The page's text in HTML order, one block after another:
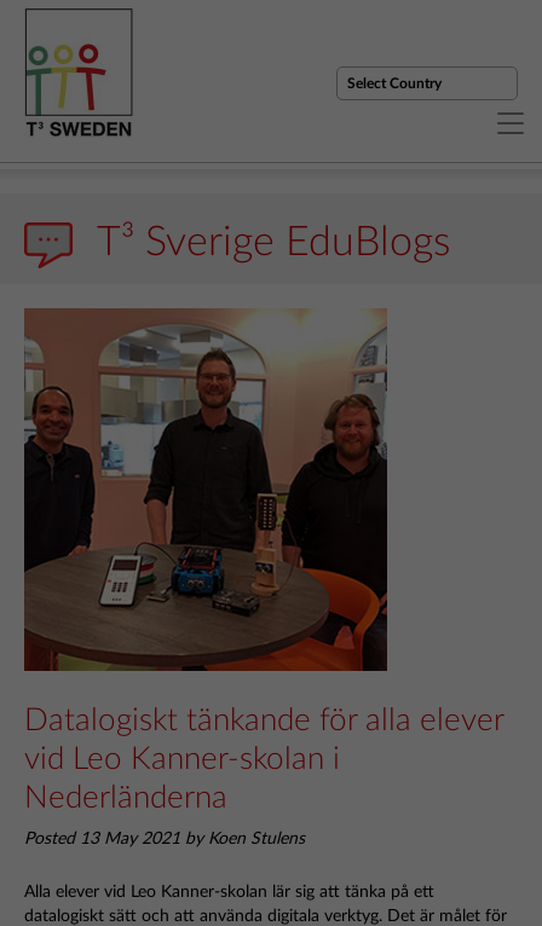
T³ Sverige EduBlogs
Datalogiskt tänkande för alla elever
vid Leo Kanner-skolan i
Nederländerna
Posted 13 May 2021 by Koen Stulens
Alla elever vid Leo Kanner-skolan lär sig att tänka på ett
datalogiskt sätt och att använda digitala verktyg. Det är målet för